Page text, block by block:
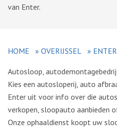
van Enter.
HOME » OVERIJSSEL » ENTER
Autosloop,
Kies een autosloperij, auto
Enter uit voor info over die
verkopen, sloopauto aanbieden
Onze ophaaldienst koopt uw